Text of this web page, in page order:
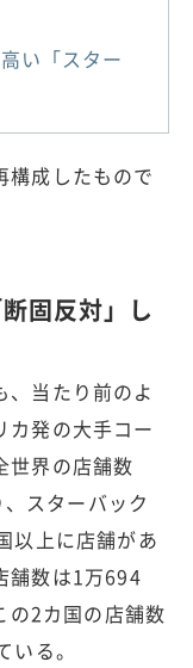
い「スター
構成したもので
固反対」し
当たり前のよ
カ発の大手コー
世界の店舗数
スターバック
以上に店舗があ
舗数は1万694
の2カ国の店舗数
る。